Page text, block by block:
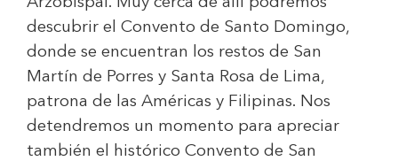
descubrir el Convento de Santo Domingo,
donde se encuentran los restos de San
Martín de Porres y Santa Rosa de Lima,
patrona de las Américas y Filipinas. Nos
detendremos un momento para apreciar
también el histórico Convento de San